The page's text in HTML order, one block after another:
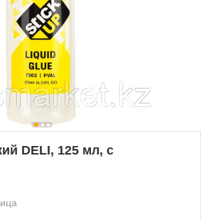
DELI, 125 мл, с